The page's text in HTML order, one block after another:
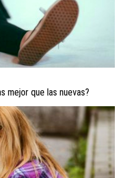
mejor que las nuevas?